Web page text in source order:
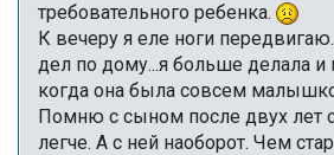
требовательного ребенка.
К вечеру я еле ноги
дел по дому...я больше делала и
когда она была совсем
Помню с сыном после двух лет
легче. А с ней наоборот. Чем